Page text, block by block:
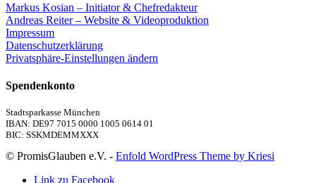
Markus Kosian – Initiator & Chefredakteur
Andreas Reiter – Website & Videoproduktion
Impressum
Datenschutzerklärung
Privatsphäre-Einstellungen ändern
Spendenkonto
Stadtsparkasse München
IBAN: DE97 7015 0000 1005 0614 01
BIC: SSKMDEMMXXX
© PromisGlauben e.V. - Enfold WordPress Theme by Kriesi
Link zu Facebook